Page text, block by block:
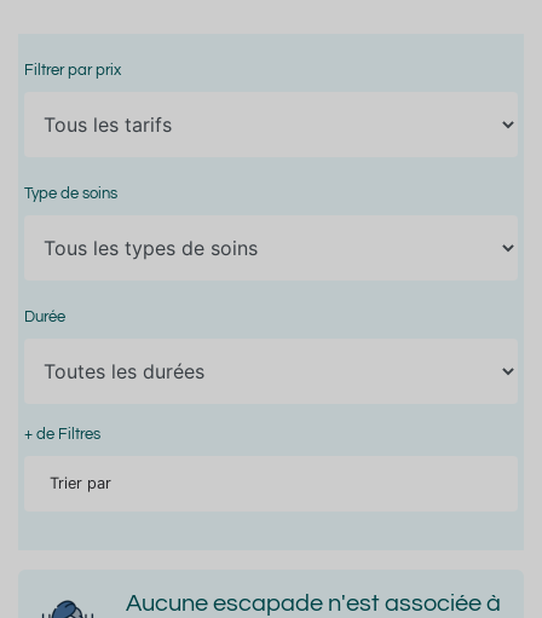
Filtrer par prix
Type de soins
Durée
+ de Filtres
Trier par
Aucune escapade n'est associée à